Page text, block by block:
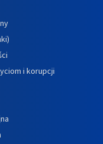
i korupcji